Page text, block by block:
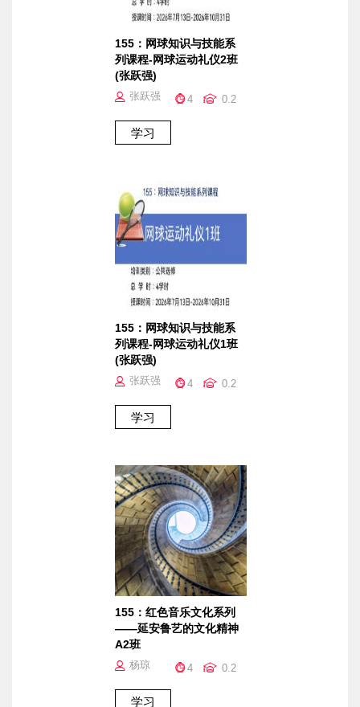
155：网球知识与技能系
列课程-网球运动礼仪2班
(张跃强)
张跃强 4 0.2
155：网球知识与技能系
列课程-网球运动礼仪1班
(张跃强)
张跃强 4 0.2
155：红色音乐文化系列
——延安鲁艺的文化精神
A2班
杨琼 4 0.2